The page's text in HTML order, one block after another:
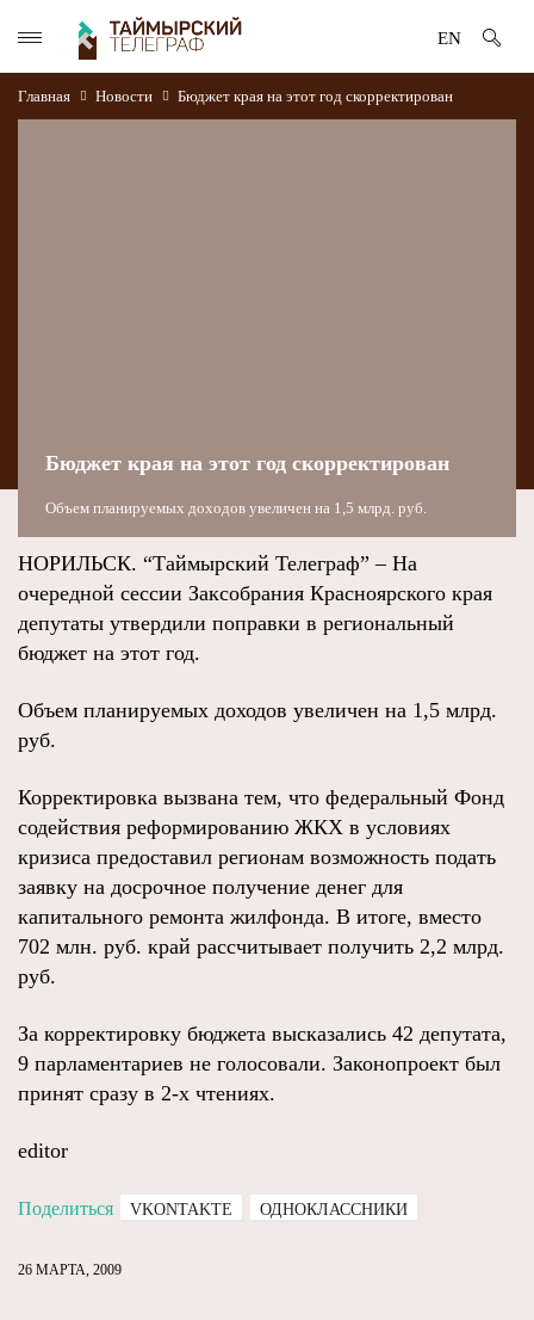
EN
Главная Новости Бюджет края на этот год скорректирован
Бюджет края на этот год скорректирован
Объем планируемых доходов увеличен на 1,5 млрд. руб.
НОРИЛЬСК. “Таймырский Телеграф” – На
очередной сессии Заксобрания Красноярского края
депутаты утвердили поправки в региональный
бюджет на этот год.
Объем планируемых доходов увеличен на 1,5 млрд.
руб.
Корректировка вызвана тем, что федеральный Фонд
содействия реформированию ЖКХ в условиях
кризиса предоставил регионам возможность подать
заявку на досрочное получение денег для
капитального ремонта жилфонда. В итоге, вместо
702 млн. руб. край рассчитывает получить 2,2 млрд.
руб.
За корректировку бюджета высказались 42 депутата,
9 парламентариев не голосовали. Законопроект был
принят сразу в 2-х чтениях.
editor
Поделиться VKONTAKTE ОДНОКЛАССНИКИ
26 МАРТА, 2009